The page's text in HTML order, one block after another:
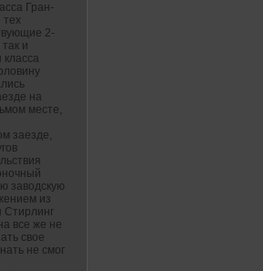
Гран-
2-
и
на
месте,
заезде,
заводскую
из
Стирлинг
все же не
свое
не смог